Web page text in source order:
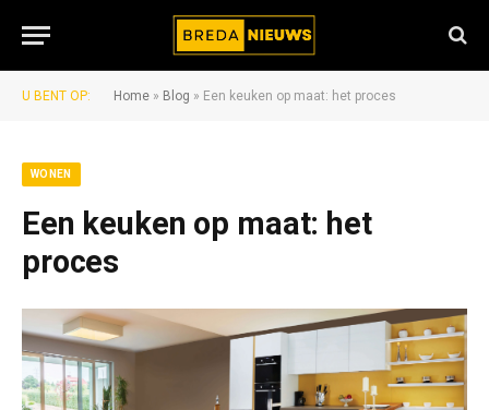
U BENT OP: Home » Blog » Een keuken op maat: het proces
WONEN
Een keuken op maat: het
proces